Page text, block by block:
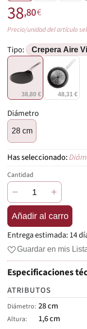
38,80€
Precio/unidad del artículo
Tipo:
38,80 € 48,31 €
Diámetro
28 cm
Cantidad
− +
Añadir al carro
Entrega estimada: 14
Guardar en mis
Especificaciones
ATRIBUTOS
Diámetro 28 cm
Altura
1,6 cm